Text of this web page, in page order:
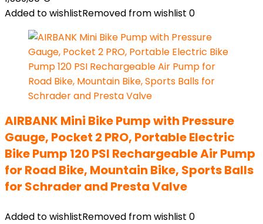
Added to wishlistRemoved from wishlist 0
AIRBANK Mini Bike Pump with Pressure
Gauge, Pocket 2 PRO, Portable Electric
Bike Pump 120 PSI Rechargeable Air Pump
for Road Bike, Mountain Bike, Sports Balls
for Schrader and Presta Valve
Added to wishlistRemoved from wishlist 0